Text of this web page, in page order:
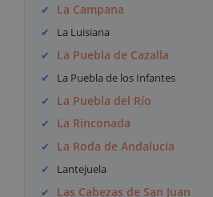
La Campana
La Luisiana
La Puebla de Cazalla
La Puebla de los Infantes
La Puebla del Río
La Rinconada
La Roda de Andalucía
Lantejuela
Las Cabezas de San Juan